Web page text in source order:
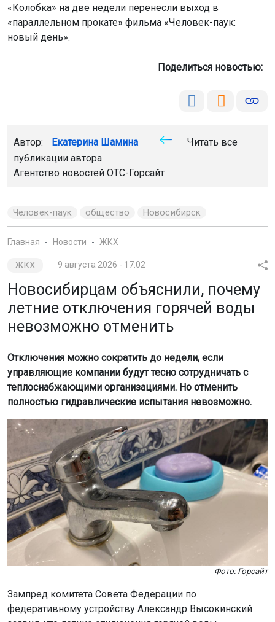
«Колобка» на две недели перенесли выход в
«параллельном прокате» фильма «Человек-паук:
новый день».
Поделиться новостью:
Автор: Екатерина Шамина
Читать все
публикации автора
Агентство новостей ОТС-Горсайт
Человек-паук общество Новосибирск
Главная Новости ЖКХ
ЖКХ 9 августа 2026 - 17:02
Новосибирцам объяснили, почему
летние отключения горячей воды
невозможно отменить
Отключения можно сократить до недели, если
управляющие компании будут тесно сотрудничать с
теплоснабжающими организациями. Но отменить
полностью гидравлические испытания невозможно.
Фото: Горсайт
Зампред комитета Совета Федерации по
федеративному устройству Александр Высокинский